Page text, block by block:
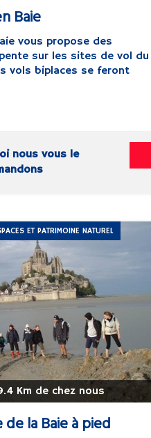
Baie
vous propose des
sur les sites de vol du
vols biplaces se feront
les sites suivant :
Granville. N'hésitez
!
nous vous le
ET PATRIMOINE NATUREL
Km de chez nous
la Baie à pied